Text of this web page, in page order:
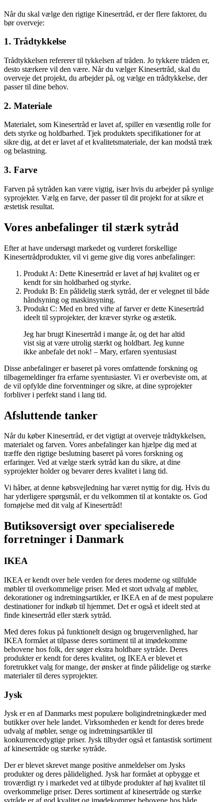
Når du skal vælge den rigtige Kinesertråd, er der flere faktorer, du
bør overveje:
1. Trådtykkelse
Trådtykkelsen refererer til tykkelsen af tråden. Jo tykkere tråden er,
desto stærkere vil den være. Når du vælger Kinesertråd, skal du
overveje det projekt, du arbejder på, og vælge en trådtykkelse, der
passer til dine behov.
2. Materiale
Materialet, som Kinesertråd er lavet af, spiller en væsentlig rolle for
dets styrke og holdbarhed. Tjek produktets specifikationer for at
sikre dig, at det er lavet af et kvalitetsmateriale, der kan modstå træk
og belastning.
3. Farve
Farven på sytråden kan være vigtig, især hvis du arbejder på synlige
syprojekter. Vælg en farve, der passer til dit projekt for at sikre et
æstetisk resultat.
Vores anbefalinger til stærk sytråd
Efter at have undersøgt markedet og vurderet forskellige
Kinesertrådprodukter, vil vi gerne give dig vores anbefalinger:
Produkt A: Dette Kinesertråd er lavet af høj kvalitet og er
kendt for sin holdbarhed og styrke.
Produkt B: En pålidelig stærk sytråd, der er velegnet til både
håndsyning og maskinsyning.
Produkt C: Med en bred vifte af farver er dette Kinesertråd
ideelt til syprojekter, der kræver styrke og æstetik.
Jeg har brugt Kinesertråd i mange år, og det har altid
vist sig at være utrolig stærkt og holdbart. Jeg kunne
ikke anbefale det nok! – Mary, erfaren syentusiast
Disse anbefalinger er baseret på vores omfattende forskning og
tilbagemeldinger fra erfarne syentusiaster. Vi er overbeviste om, at
de vil opfylde dine forventninger og sikre, at dine syprojekter
forbliver i perfekt stand i lang tid.
Afsluttende tanker
Når du køber Kinesertråd, er det vigtigt at overveje trådtykkelsen,
materialet og farven. Vores anbefalinger kan hjælpe dig med at
træffe den rigtige beslutning baseret på vores forskning og
erfaringer. Ved at vælge stærk sytråd kan du sikre, at dine
syprojekter holder og bevarer deres kvalitet i lang tid.
Vi håber, at denne købsvejledning har været nyttig for dig. Hvis du
har yderligere spørgsmål, er du velkommen til at kontakte os. God
fornøjelse med dit valg af Kinesertråd!
Butiksoversigt over specialiserede
forretninger i Danmark
IKEA
IKEA er kendt over hele verden for deres moderne og stilfulde
møbler til overkommelige priser. Med et stort udvalg af møbler,
dekorationer og indretningsartikler, er IKEA en af de mest populære
destinationer for indkøb til hjemmet. Det er også et ideelt sted at
finde kinesertråd eller stærk sytråd.
Med deres fokus på funktionelt design og brugervenlighed, har
IKEA formået at tilpasse deres sortiment til at imødekomme
behovene hos folk, der søger ekstra holdbare sytråde. Deres
produkter er kendt for deres kvalitet, og IKEA er blevet et
foretrukket valg for mange, der ønsker at finde pålidelige og stærke
materialer til deres syprojekter.
Jysk
Jysk er en af Danmarks mest populære boligindretningkæder med
butikker over hele landet. Virksomheden er kendt for deres brede
udvalg af møbler, senge og indretningsartikler til
konkurrencedygtige priser. Jysk tilbyder også et fantastisk sortiment
af kinesertråde og stærke sytråde.
Der er blevet skrevet mange positive anmeldelser om Jysks
produkter og deres pålidelighed. Jysk har formået at opbygge et
troværdigt ry i markedet ved at tilbyde produkter af høj kvalitet til
overkommelige priser. Deres sortiment af kinesertråde og stærke